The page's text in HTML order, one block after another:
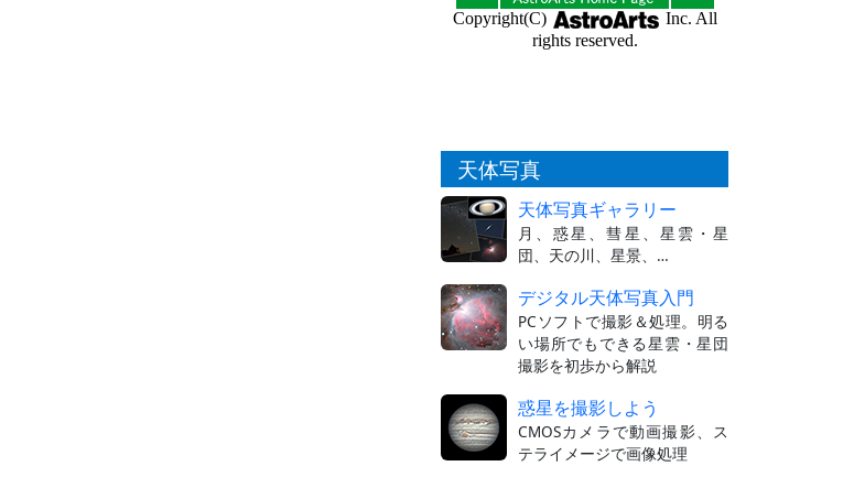
天体写真
天体写真ギャラリー
月、惑星、彗星、星雲・星
団、天の川、星景、…
デジタル天体写真入門
PCソフトで撮影＆処理。明る
い場所でもできる星雲・星団
撮影を初歩から解説
惑星を撮影しよう
CMOSカメラで動画撮影、ス
テライメージで画像処理